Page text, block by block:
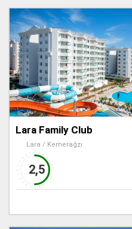
Lara Family Club
Lara / Kemerağzı
2,5